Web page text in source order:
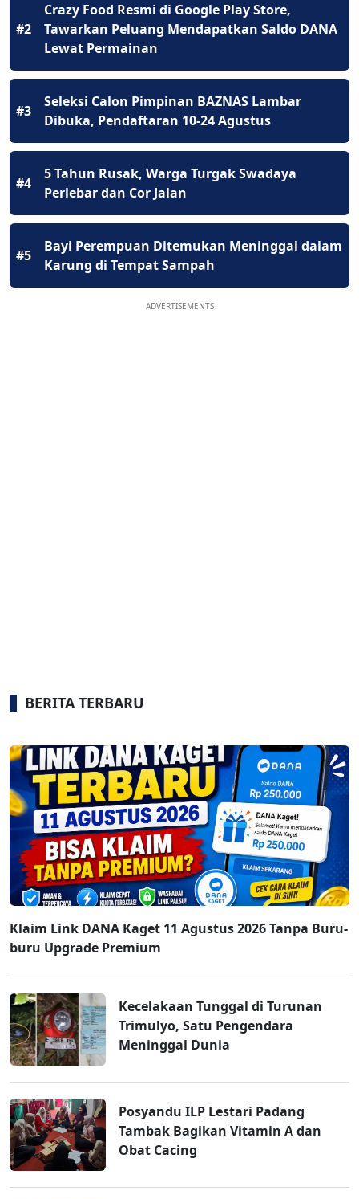
#2
Crazy Food Resmi di Google Play Store,
Tawarkan Peluang Mendapatkan Saldo DANA
Lewat Permainan
#3
Seleksi Calon Pimpinan BAZNAS Lambar
Dibuka, Pendaftaran 10-24 Agustus
#4
5 Tahun Rusak, Warga Turgak Swadaya
Perlebar dan Cor Jalan
#5
Bayi Perempuan Ditemukan Meninggal dalam
Karung di Tempat Sampah
ADVERTISEMENTS
BERITA TERBARU
Klaim Link DANA Kaget 11 Agustus 2026 Tanpa Buru-
buru Upgrade Premium
Kecelakaan Tunggal di Turunan
Trimulyo, Satu Pengendara
Meninggal Dunia
Posyandu ILP Lestari Padang
Tambak Bagikan Vitamin A dan
Obat Cacing